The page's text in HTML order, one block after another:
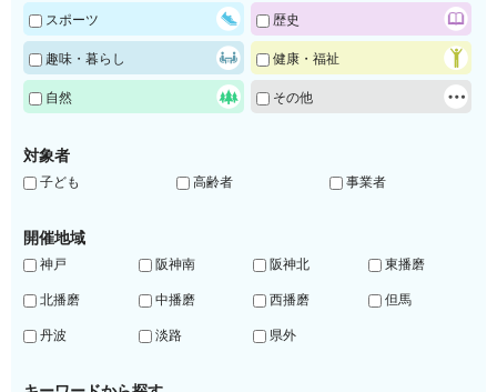
スポーツ 歴史
趣味・暮らし 健康・福祉
自然 その他
対象者
子ども 高齢者 事業者
開催地域
神戸 阪神南 阪神北 東播磨
北播磨 中播磨 西播磨 但馬
丹波 淡路 県外